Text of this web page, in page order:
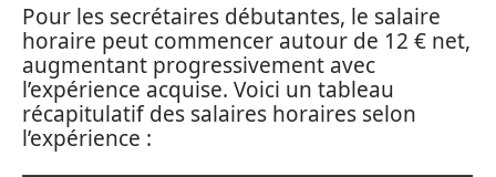
Pour les secrétaires débutantes, le salaire
horaire peut commencer autour de 12 € net,
augmentant progressivement avec
l’expérience acquise. Voici un tableau
récapitulatif des salaires horaires selon
l’expérience :